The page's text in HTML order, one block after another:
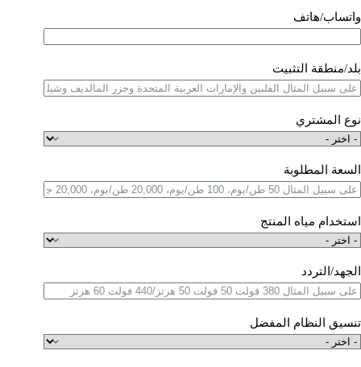
واتساب/هاتف
بلد/منطقة التثبيت
نوع المشتري
السعة المطلوبة
استخدام مياه المنتج
الجهد/التردد
تنسيق النظام المفضل